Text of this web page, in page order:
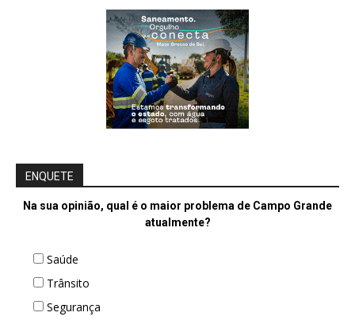
ENQUETE
Na sua opinião, qual é o maior problema de Campo Grande
atualmente?
Saúde
Trânsito
Segurança